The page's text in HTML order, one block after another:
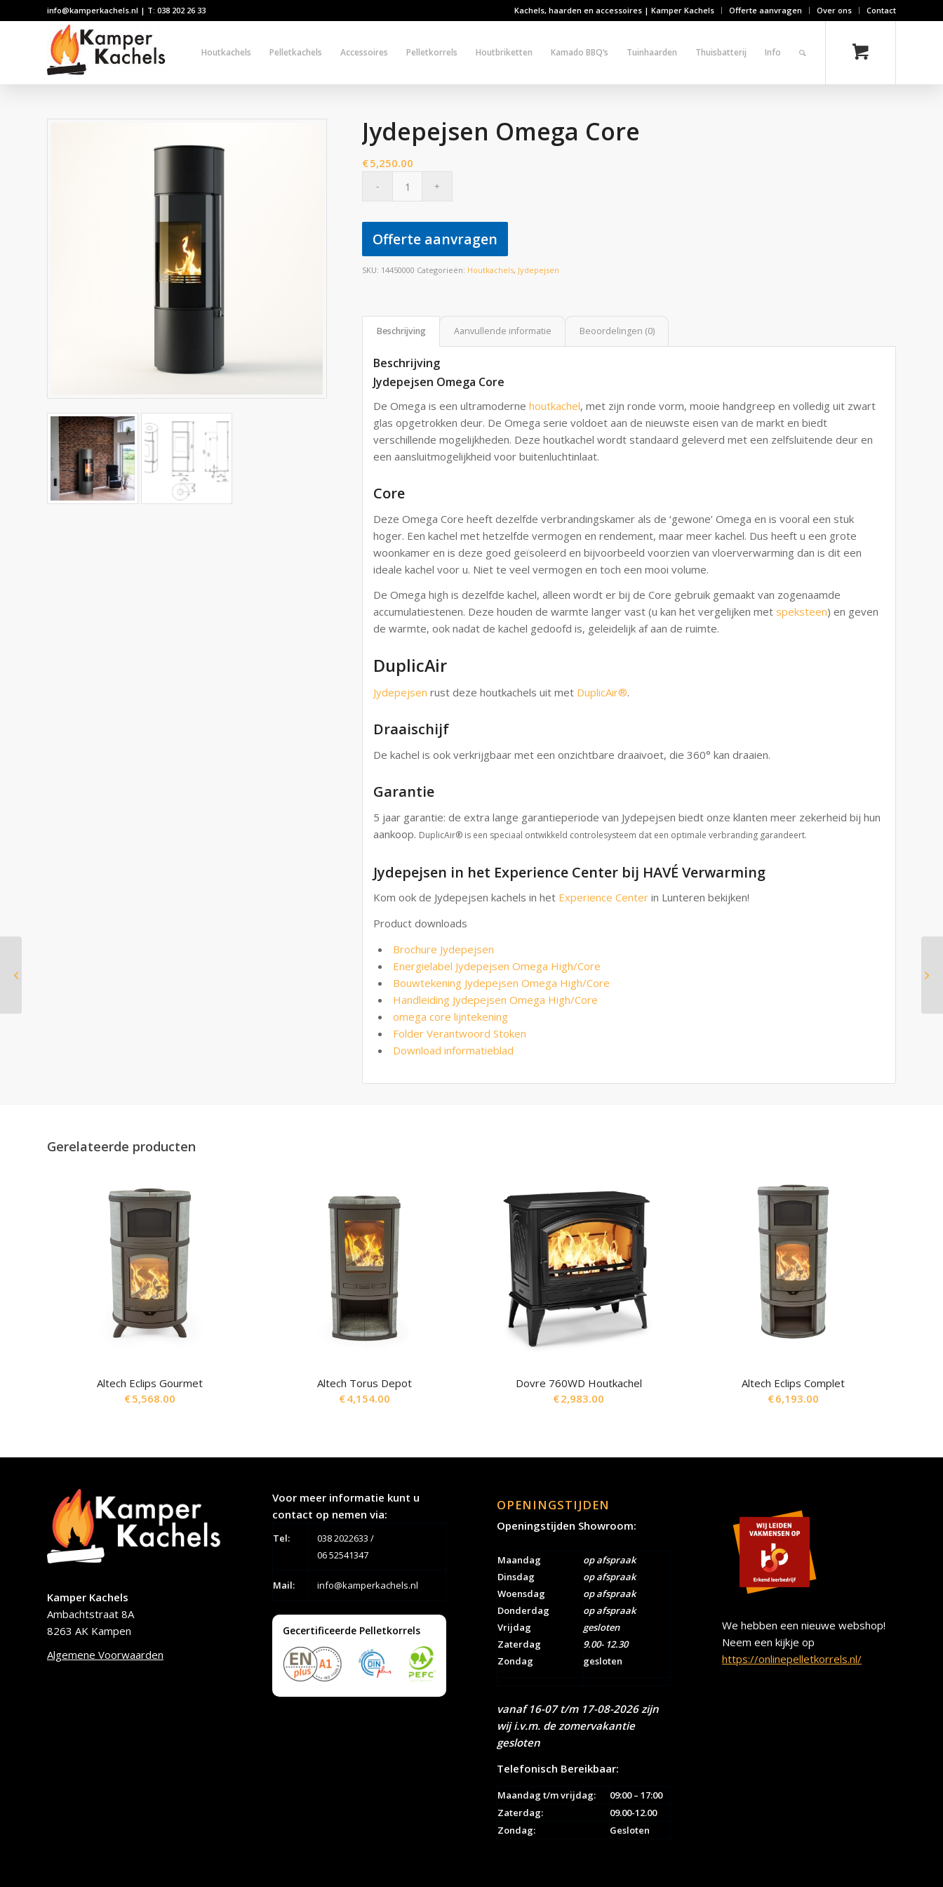
Kachels, haarden en accessoires | Kamper Kachels Offerte aanvragen Over ons Contact
info@kamperkachels.nl | T: 038 202 26 33
Houtkachels Pelletkachels Accessoires Pelletkorrels Houtbriketten Kamado BBQ’s Tuinhaarden Thuisbatterij Info
Jydepejsen Omega Core
€5,250.00
Offerte aanvragen
SKU: 14450000 Categorieën: Houtkachels, Jydepejsen
Beschrijving Aanvullende informatie Beoordelingen (0)
Beschrijving
Jydepejsen Omega Core
De Omega is een ultramodernehoutkachel, met zijn ronde vorm, mooie handgreep en volledig uit zwart
glas opgetrokken deur. De Omega serie voldoet aan de nieuwste eisen van de markt en biedt
verschillende mogelijkheden. Deze houtkachel wordt standaard geleverd met een zelfsluitende deur en
een aansluitmogelijkheid voor buitenluchtinlaat.
Core
Deze Omega Core heeft dezelfde verbrandingskamer als de ‘gewone’ Omega en is vooral een stuk
hoger. Een kachel met hetzelfde vermogen en rendement, maar meer kachel. Dus heeft u een grote
woonkamer en is deze goed geïsoleerd en bijvoorbeeld voorzien van vloerverwarming dan is dit een
ideale kachel voor u. Niet te veel vermogen en toch een mooi volume.
De Omega high is dezelfde kachel, alleen wordt er bij de Core gebruik gemaakt van zogenaamde
accumulatiestenen. Deze houden de warmte langer vast (u kan het vergelijken metspeksteen) en geven
de warmte, ook nadat de kachel gedoofd is, geleidelijk af aan de ruimte.
DuplicAir
Jydepejsen rust deze houtkachels uit met DuplicAir®.
Draaischijf
De kachel is ook verkrijgbaar met een onzichtbare draaivoet, die 360° kan draaien.
Garantie
5 jaar garantie: de extra lange garantieperiode van Jydepejsen biedt onze klanten meer zekerheid bij hun
aankoop. DuplicAir® is een speciaal ontwikkeld controlesysteem dat een optimale verbranding garandeert.
Jydepejsen in het Experience Center bij HAVÉ Verwarming
Kom ook de Jydepejsen kachels in het Experience Center in Lunteren bekijken!
Product downloads
Brochure Jydepejsen
Energielabel Jydepejsen Omega High/Core
Bouwtekening Jydepejsen Omega High/Core
Handleiding Jydepejsen Omega High/Core
omega core lijntekening
Folder Verantwoord Stoken
Download informatieblad
Gerelateerde producten
Altech Eclips Gourmet
€5,568.00
Altech Torus Depot
€4,154.00
Dovre 760WD Houtkachel
€2,983.00
Altech Eclips Complet
€6,193.00
Kamper Kachels
Ambachtstraat 8A
8263 AK Kampen
Algemene Voorwaarden
Voor meer informatie kunt u
contact op nemen via:
Tel: 038 2022633 /
06 52541347
Mail: info@kamperkachels.nl
Gecertificeerde Pelletkorrels
OPENINGSTIJDEN
Openingstijden Showroom:
Maandag
Dinsdag
Woensdag
Donderdag
Vrijdag
Zaterdag
Zondag
op afspraak
op afspraak
op afspraak
op afspraak
gesloten
9.00- 12.30
gesloten
vanaf 16-07 t/m 17-08-2026 zijn
wij i.v.m. de zomervakantie
gesloten
Telefonisch Bereikbaar:
Maandag t/m vrijdag:
09:00 – 17:00
Zaterdag:
09.00-12.00
Zondag:
Gesloten
We hebben een nieuwe webshop!
Neem een kijkje op
https://onlinepelletkorrels.nl/